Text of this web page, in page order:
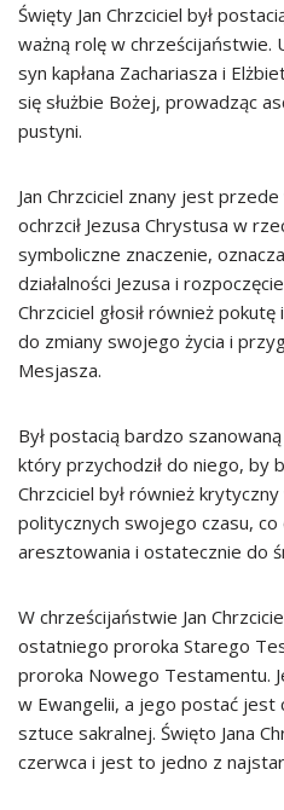
Święty Jan Chrzciciel był
ważną rolę w chrześcijaństwie.
syn kapłana Zachariasza i
się służbie Bożej, prowadząc
pustyni.
Jan Chrzciciel znany jest
ochrzcił Jezusa Chrystusa w
symboliczne znaczenie,
działalności Jezusa i
Chrzciciel głosił również
do zmiany swojego życia i
Mesjasza.
Był postacią bardzo
który przychodził do niego, by
Chrzciciel był również
politycznych swojego czasu,
aresztowania i ostatecznie do
W chrześcijaństwie Jan
ostatniego proroka Starego
proroka Nowego Testamentu.
w Ewangelii, a jego postać
sztuce sakralnej. Święto Jana
czerwca i jest to jedno z